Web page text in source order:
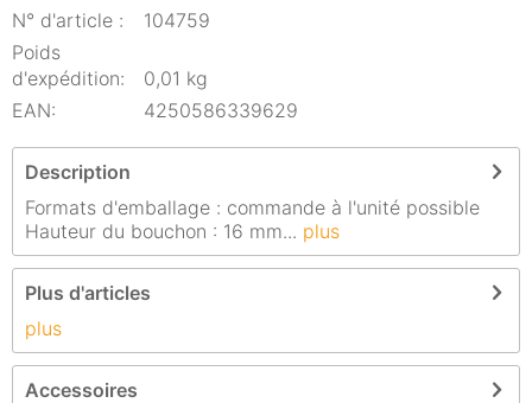
N° d'article :
104759
Poids
d'expédition:
0,01 kg
EAN:
4250586339629
Description
Formats d'emballage : commande à l'unité possible
Hauteur du bouchon : 16 mm... plus
Plus d'articles
plus
Accessoires